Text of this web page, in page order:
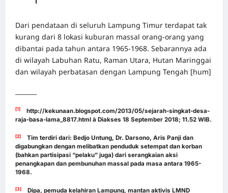
Dari pendataan di seluruh Lampung Timur terdapat tak
kurang dari 8 lokasi kuburan massal orang-orang yang
dibantai pada tahun antara 1965-1968. Sebarannya ada
di wilayah Labuhan Ratu, Raman Utara, Hutan Maringgai
dan wilayah perbatasan dengan Lampung Tengah [hum]
[1]
http://kekunaan.blogspot.com/2013/05/sejarah-singkat-desa-
raja-basa-lama_8817.html à Diakses 18 September 2018; 11.52 WIB.
[2]
Tim terdiri dari: Bedjo Untung, Dr. Darsono, Aris Panji dan
digabungkan dengan melibatkan penduduk setempat dan korban
(bahkan partisipasi “pelaku” juga) dari serangkaian aksi
penangkapan dan pembunuhan massal pada masa antara 1965-
1968.
[3] Dipa, pemuda kelahiran Lampung, mantan aktivis LMND